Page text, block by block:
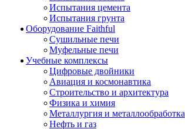
Испытания цемента
Испытания грунта
Оборудование Faithful
Сушильные печи
Муфельные печи
Учебные комплексы
Цифровые двойники
Авиация и космонавтика
Строительство и архитектура
Физика и химия
Металлургия и металлообработка
Нефть и газ